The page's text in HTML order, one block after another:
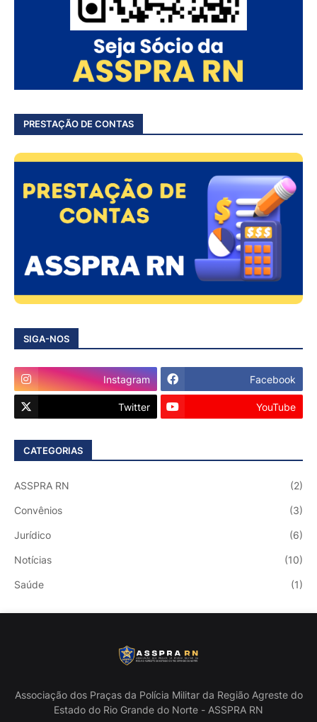
PRESTAÇÃO DE CONTAS
SIGA-NOS
Instagram Facebook
Twitter YouTube
CATEGORIAS
ASSPRA RN (2)
Convênios (3)
Jurídico (6)
Notícias (10)
Saúde (1)
Associação dos Praças da Polícia Militar da Região Agreste do
Estado do Rio Grande do Norte - ASSPRA RN